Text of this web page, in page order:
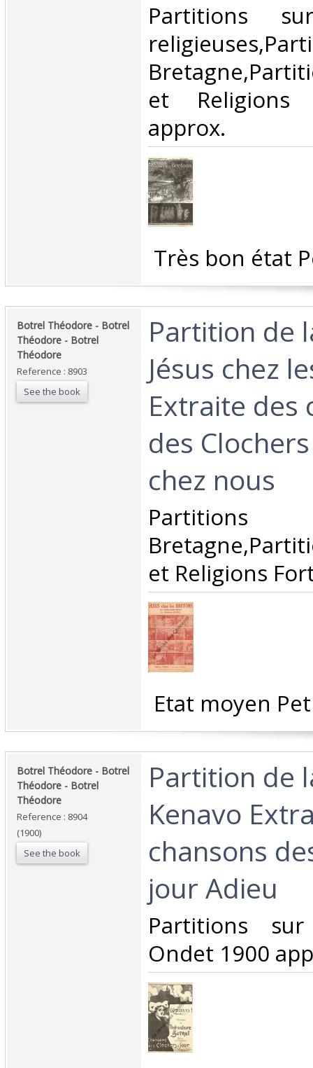
‎Partitions
et Religions
approx.‎
Très bon état
‎Botrel Théodore - Botrel
Théodore - Botrel
Théodore‎
Reference : 8903
See the book
‎Partition de
Jésus chez
Extraite des
des
chez nous ‎
et Religions
Etat moyen
‎Botrel Théodore - Botrel
Théodore - Botrel
Théodore‎
Reference : 8904
(1900)
See the book
‎Partition de
Kenavo
chansons
jour Adieu ‎
‎Partitions
Ondet 1900